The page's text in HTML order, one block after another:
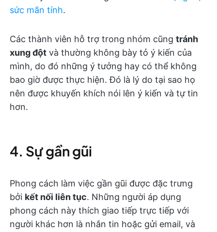
sức mãn tính.
Các thành viên hỗ trợ trong nhóm cũng tránh
xung đột và thường không bày tỏ ý kiến của
mình, do đó những ý tưởng hay có thể không
bao giờ được thực hiện. Đó là lý do tại sao họ
nên được khuyến khích nói lên ý kiến và tự tin
hơn.
4. Sự gần gũi
Phong cách làm việc gần gũi được đặc trưng
bởi kết nối liên tục. Những người áp dụng
phong cách này thích giao tiếp trực tiếp với
người khác hơn là nhắn tin hoặc gửi email, và